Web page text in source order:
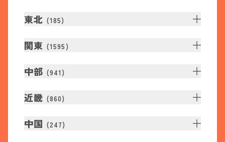
東北 (185)
関東 (1595 )
中部 (941 )
近畿 (860)
中国 (247)